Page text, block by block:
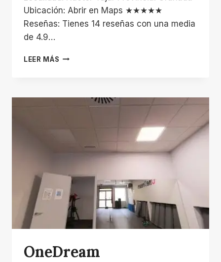
Ubicación: Abrir en Maps ★★★★★
Reseñas: Tienes 14 reseñas con una media
de 4.9…
LEER MÁS CLUB
HUETOR
OneDream